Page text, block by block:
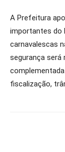
A Prefeitura
importantes do
carnavalescas
segurança será
fiscalização,